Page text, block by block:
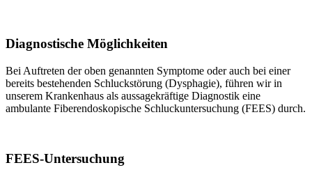
Diagnostische Möglichkeiten
Bei Auftreten der oben genannten Symptome oder auch bei einer
bereits bestehenden Schluckstörung (Dysphagie), führen wir in
unserem Krankenhaus als aussagekräftige Diagnostik eine
ambulante Fiberendoskopische Schluckuntersuchung (FEES) durch.
FEES-Untersuchung